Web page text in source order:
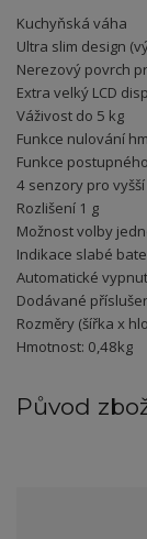
Kuchyňská váha
Ultra slim design
Nerezový povrch
Extra velký LCD
Váživost do 5 kg
Funkce nulování
Funkce
4 senzory pro
Rozlišení 1 g
Možnost volby
Indikace slabé
Automatické
Dodávané
Rozměry (šířka x
Hmotnost: 0,48kg
Původ